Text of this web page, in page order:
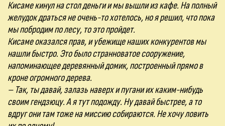
Кисаме кинул на стол деньги и мы вышли из кафе. На полный
желудок драться не очень-то хотелось, но я решил, что пока
мы побродим по лесу, то это пройдет.
Кисаме оказался прав, и убежище наших конкурентов мы
нашли быстро. Это было странноватое сооружение,
напоминающее деревянный домик, построенный прямо в
кроне огромного дерева.
– Так, ты давай, залазь наверх и пугани их каким-нибудь
своим гендзюцу. А я тут подожду. Ну давай быстрее, а то
вдруг они там тоже на миссию собираются. Не хочу ловить